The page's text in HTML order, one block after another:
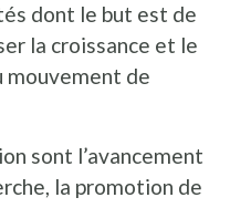
dont le but est de
la croissance et le
mouvement de
sont l’avancement
la promotion de